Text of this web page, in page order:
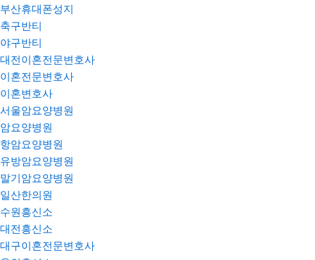
부산휴대폰성지
축구반티
야구반티
대전이혼전문변호사
이혼전문변호사
이혼변호사
서울암요양병원
암요양병원
항암요양병원
유방암요양병원
말기암요양병원
일산한의원
수원흥신소
대전흥신소
대구이혼전문변호사